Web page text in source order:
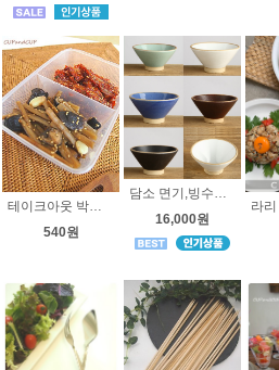
테이크아웃 박스- 칸막이 대사이즈 [냉동실 수납용, Take-Out Box ] 일회용 도시락통, 포장용기
540원
담소 면기,빙수볼 소 - 국내산 고급도자기 -국그릇
16,000원